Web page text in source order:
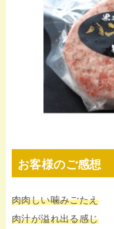
お客様のご感想
肉肉しい噛みごたえ
肉汁が溢れ出る感じ